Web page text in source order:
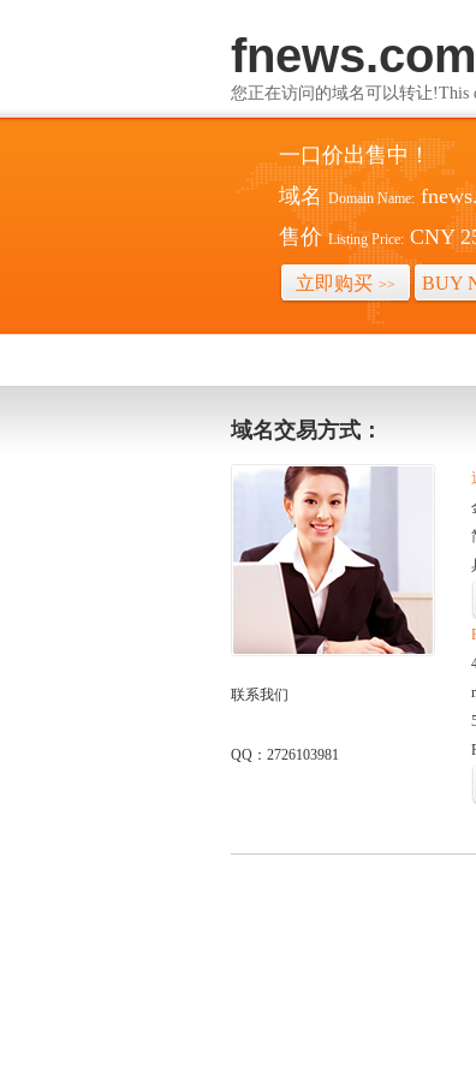
您正在访问的域名可以转让!This
一口价出售中！
域名 Domain Name:
售价 Listing Price: CNY
立即购买 >> BUY
域名交易方式：
联系我们
QQ：2726103981